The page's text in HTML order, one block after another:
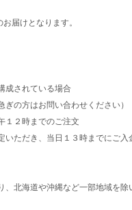
届けとなります。
されている場合
の方はお問い合わせください）
２時までのご注文
ただき、当日１３時までにご入
北海道や沖縄など一部地域を除